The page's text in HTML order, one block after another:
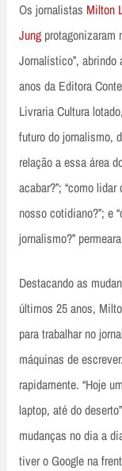
Os jornalistas Milton
Jung protagonizaram
Jornalístico”,
anos da Editora
Livraria Cultura
futuro do jornalismo,
relação a essa área
acabar?”; “como
nosso cotidiano?”; e
jornalismo?”
Destacando as
últimos 25 anos,
para trabalhar no
máquinas de
rapidamente. “Hoje
laptop, até do
mudanças no dia a
tiver o Google na